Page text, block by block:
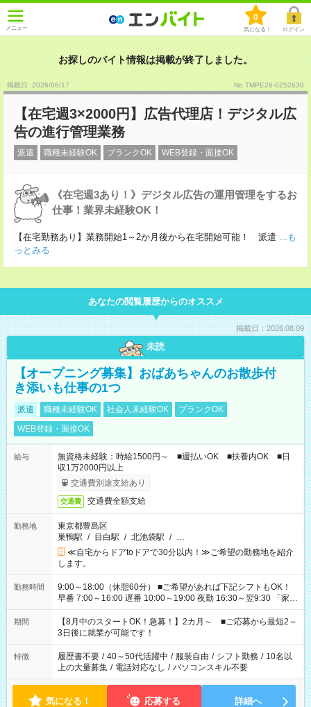
メニュー
0
気になる！ ログイン
お探しのバイト情報は掲載が終了しました。
掲載日 :2026/06/17 No.TMPE26-0252630
【在宅週3×2000円】広告代理店！デジタル広
告の進行管理業務
派遣 職種未経験OK ブランクOK WEB登録・面接OK
《在宅週3あり！》デジタル広告の運用管理をするお
仕事！業界未経験OK！
【在宅勤務あり】業務開始1～2か月後から在宅開始可能！ 派遣 ...も
っとみる
あなたの閲覧履歴からのオススメ
掲載日：2026.08.09
未読
【オープニング募集】おばあちゃんのお散歩付
き添いも仕事の1つ
派遣 職種未経験OK 社会人未経験OK
ブランクOK
WEB登録・面接OK
給与
無資格未経験：時給1500円～ ■週払いOK ■扶養内OK ■日
収1万2000円以上
交通費別途支給あり
交通費 交通費全額支給
勤務地
東京都豊島区
巣鴨駅 / 目白駅 / 北池袋駅 / …
≪自宅からドアtoドアで30分以内！≫ご希望の勤務地を紹介
します。
勤務時間
9:00～18:00（休憩60分） ■ご希望があれば下記シフトもOK！
早番 7:00～16:00 遅番 10:00～19:00 夜勤 16:30～翌9:30 「家族
と休みを合わせたい」 「余裕を持って夕飯の準備がしたい」
「できれば残業はしたくない」 など、ご希望を教えてください
ね。 ※Wワーク希望の方へ 今ご覧のお仕事で希望する勤務時間
と、もう1つのお仕事の勤務時間。 合計で週40時間を超える場
合は応募できません。
期間
【8月中のスタートOK！急募！】2カ月～ ■ご応募から最短2～
3日後に就業が可能です！
特徴 履歴書不要 / 40～50代活躍中 / 服装自由 / シフト勤務 / 10名以
上の大量募集 / 電話対応なし / パソコンスキル不要
気になる！ 応募する 詳細へ